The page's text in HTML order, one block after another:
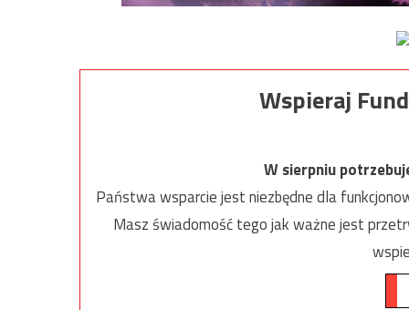
Wspieraj
W sierpniu
Państwa wsparcie jest niezbędne dla
Masz świadomość tego jak ważne jest